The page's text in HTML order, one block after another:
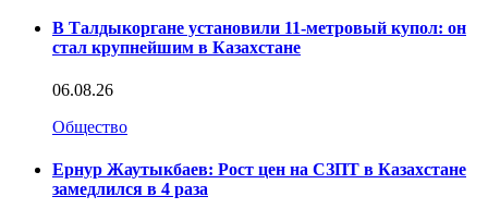
В Талдыкоргане установили 11-метровый купол: он
стал крупнейшим в Казахстане
06.08.26
Общество
Ернур Жаутыкбаев: Рост цен на СЗПТ в Казахстане
замедлился в 4 раза